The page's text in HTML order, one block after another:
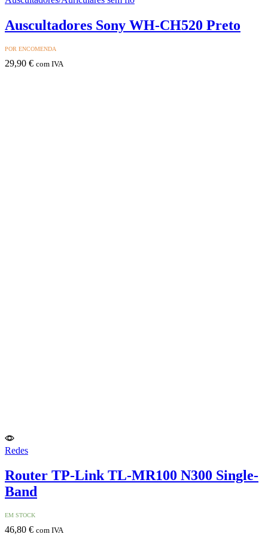
Auscultadores Sony WH-CH520 Preto
POR ENCOMENDA
29,90 € com IVA
Redes
Router TP-Link TL-MR100 N300 Single-
Band
EM STOCK
46,80 € com IVA